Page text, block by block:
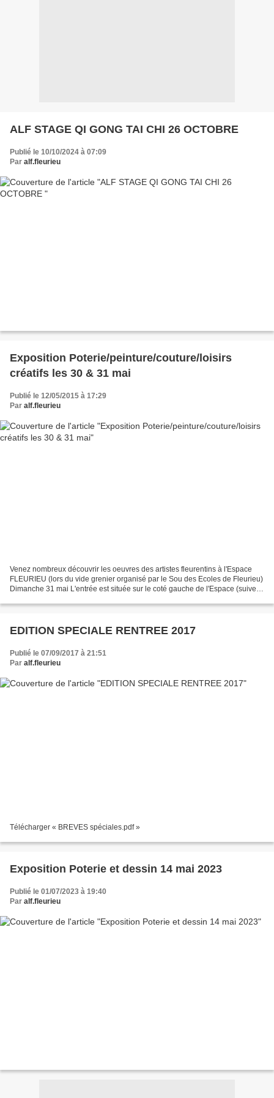
ALF STAGE QI GONG TAI CHI 26 OCTOBRE
Publié le 10/10/2024 à 07:09
Par alf.fleurieu
Exposition Poterie/peinture/couture/loisirs
créatifs les 30 & 31 mai
Publié le 12/05/2015 à 17:29
Par alf.fleurieu
Venez nombreux découvrir les oeuvres des artistes fleurentins à l'Espace
FLEURIEU (lors du vide grenier organisé par le Sou des Ecoles de Fleurieu)
Dimanche 31 mai L'entrée est située sur le coté gauche de l'Espace (suivez
EDITION SPECIALE RENTREE 2017
Publié le 07/09/2017 à 21:51
Par alf.fleurieu
Télécharger « BREVES spéciales.pdf »
Exposition Poterie et dessin 14 mai 2023
Publié le 01/07/2023 à 19:40
Par alf.fleurieu